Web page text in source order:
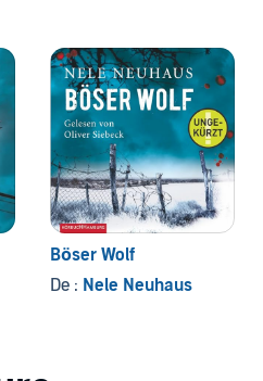
Böser Wolf
De : Nele Neuhaus